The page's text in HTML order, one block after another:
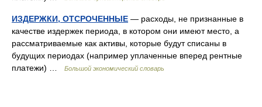
ИЗДЕРЖКИ, ОТСРОЧЕННЫЕ — расходы, не признанные в
качестве издержек периода, в котором они имеют место, а
рассматриваемые как активы, которые будут списаны в
будущих периодах (например уплаченные вперед рентные
платежи) …
Большой экономический словарь